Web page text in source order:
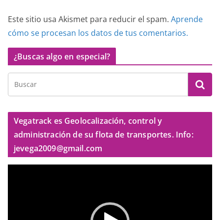
Este sitio usa Akismet para reducir el spam. Aprende
cómo se procesan los datos de tus comentarios.
¿Buscas algo en especial?
Vegatrack es Geolocalización, control y
administración de su flota de transportes. Info:
jevega2009@gmail.com